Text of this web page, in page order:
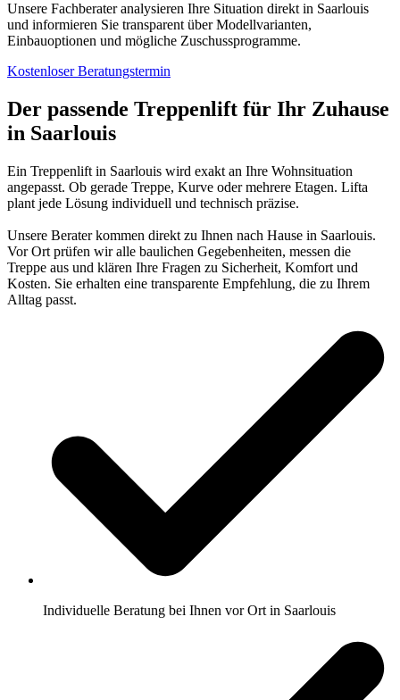
Unsere Fachberater analysieren Ihre Situation direkt in Saarlouis
und informieren Sie transparent über Modellvarianten,
Einbauoptionen und mögliche Zuschussprogramme.
Kostenloser Beratungstermin
Der passende Treppenlift für Ihr Zuhause
in Saarlouis
Ein Treppenlift in Saarlouis wird exakt an Ihre Wohnsituation
angepasst. Ob gerade Treppe, Kurve oder mehrere Etagen. Lifta
plant jede Lösung individuell und technisch präzise.
Unsere Berater kommen direkt zu Ihnen nach Hause in Saarlouis.
Vor Ort prüfen wir alle baulichen Gegebenheiten, messen die
Treppe aus und klären Ihre Fragen zu Sicherheit, Komfort und
Kosten. Sie erhalten eine transparente Empfehlung, die zu Ihrem
Alltag passt.
Individuelle Beratung bei Ihnen vor Ort in Saarlouis